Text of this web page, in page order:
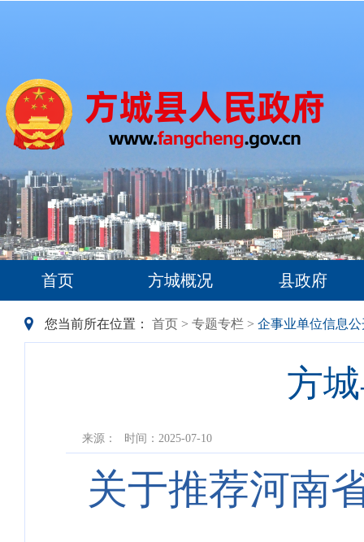
首页 方城概况 县政府
您当前所在位置： 首页 > 专题专栏 > 企事业单位信息公
方
来源： 时间：2025-07-10
关于推荐河南